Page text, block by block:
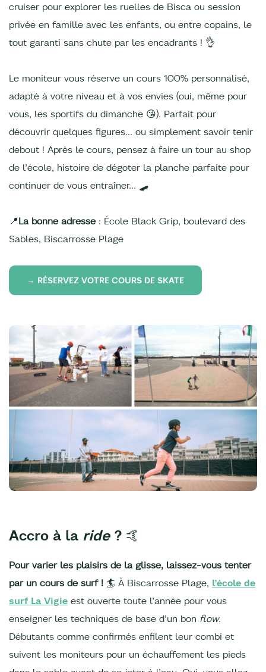
cruiser pour explorer les ruelles de Bisca ou session
privée en famille avec les enfants, ou entre copains, le
tout garanti sans chute par les encadrants ! 👌
Le moniteur vous réserve un cours 100% personnalisé,
adapté à votre niveau et à vos envies (oui, même pour
vous, les sportifs du dimanche 😘). Parfait pour
découvrir quelques figures… ou simplement savoir tenir
debout ! Après le cours, pensez à faire un tour au shop
de l’école, histoire de dégoter la planche parfaite pour
continuer de vous entraîner… 🛹
📍La bonne adresse: École Black Grip, boulevard des
Sables, Biscarrosse Plage
→ RÉSERVEZ VOTRE COURS DE SKATE
Accro à la ride? 🤙
Pour varier les plaisirs de la glisse, laissez-vous tenter
par un cours de surf ! 🏄 À Biscarrosse Plage, l’école de
surf La Vigie est ouverte toute l’année pour vous
enseigner les techniques de base d’un bon flow.
Débutants comme confirmés enfilent leur combi et
suivent les moniteurs pour un échauffement les pieds